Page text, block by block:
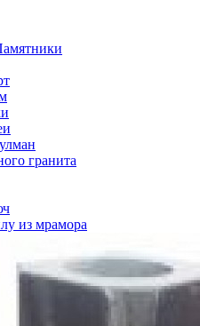
гранита
из мрамора